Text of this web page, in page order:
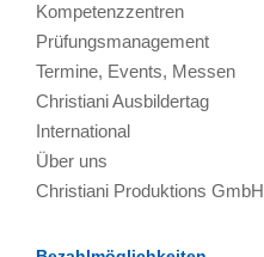
Kompetenzzentren
Prüfungsmanagement
Termine, Events, Messen
Christiani Ausbildertag
International
Über uns
Christiani Produktions GmbH